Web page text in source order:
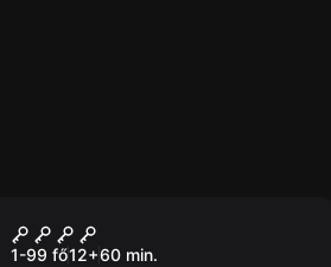
Új
Relocatable Game
1-99 fő12+60 min.